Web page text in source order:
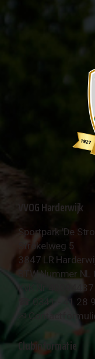
VVOG Harderwijk
Sportpark 'De
Strokelweg 5
3847 LR
BTW Nummer
KvK Nr 40094437
☎︎ 0341 - 41 28
✉︎
Clubinformatie